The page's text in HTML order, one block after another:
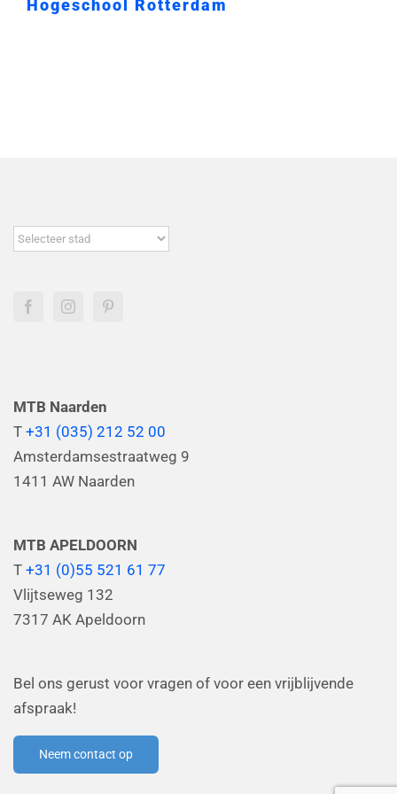
Hogeschool Rotterdam
MTB Naarden
T +31 (035) 212 52 00
Amsterdamsestraatweg 9
1411 AW Naarden
MTB APELDOORN
T +31 (0)55 521 61 77
Vlijtseweg 132
7317 AK Apeldoorn
Bel ons gerust voor vragen of voor een vrijblijvende
afspraak!
Neem contact op